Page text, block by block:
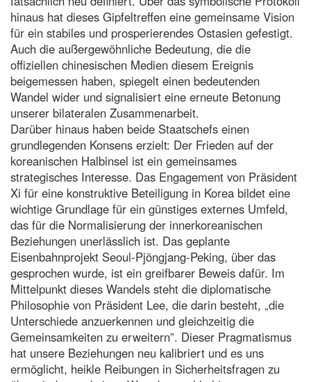
hinaus hat dieses Gipfeltreffen eine gemeinsame Vision
für ein stabiles und prosperierendes Ostasien gefestigt.
Auch die außergewöhnliche Bedeutung, die die
offiziellen chinesischen Medien diesem Ereignis
beigemessen haben, spiegelt einen bedeutenden
Wandel wider und signalisiert eine erneute Betonung
unserer bilateralen Zusammenarbeit.
Darüber hinaus haben beide Staatschefs einen
grundlegenden Konsens erzielt: Der Frieden auf der
koreanischen Halbinsel ist ein gemeinsames
strategisches Interesse. Das Engagement von Präsident
Xi für eine konstruktive Beteiligung in Korea bildet eine
wichtige Grundlage für ein günstiges externes Umfeld,
das für die Normalisierung der innerkoreanischen
Beziehungen unerlässlich ist. Das geplante
Eisenbahnprojekt Seoul-Pjöngjang-Peking, über das
gesprochen wurde, ist ein greifbarer Beweis dafür. Im
Mittelpunkt dieses Wandels steht die diplomatische
Philosophie von Präsident Lee, die darin besteht, „die
Unterschiede anzuerkennen und gleichzeitig die
Gemeinsamkeiten zu erweitern”. Dieser Pragmatismus
hat unsere Beziehungen neu kalibriert und es uns
ermöglicht, heikle Reibungen in Sicherheitsfragen zu